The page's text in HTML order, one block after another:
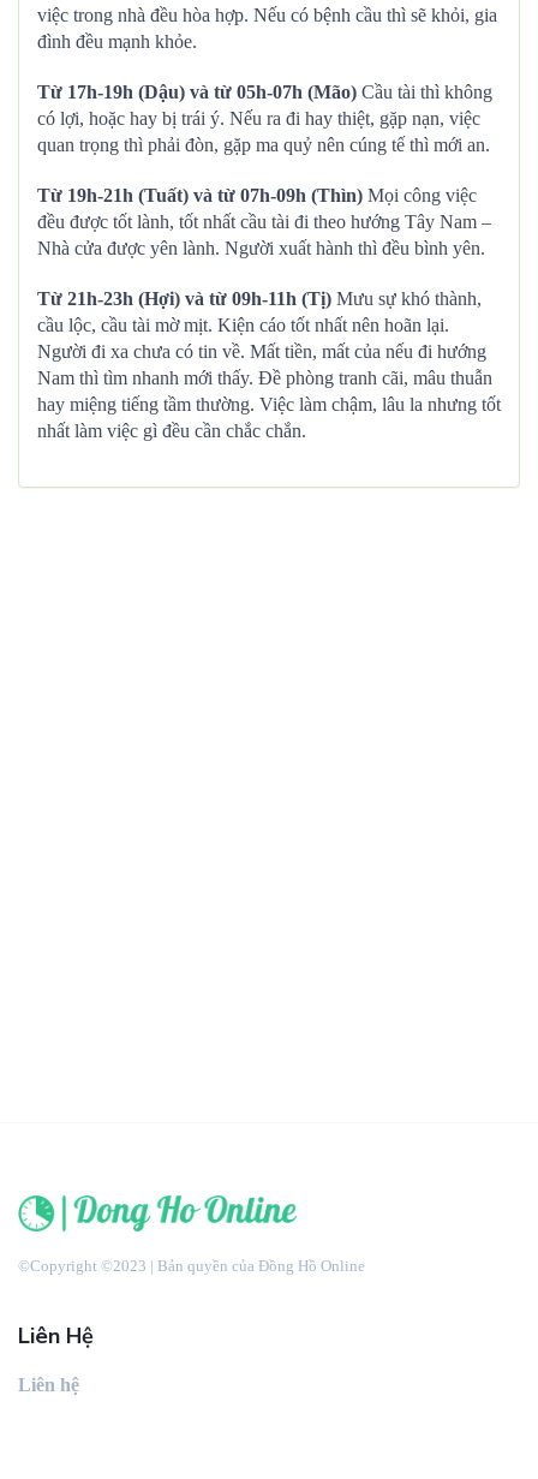
việc trong nhà đều hòa hợp. Nếu có bệnh cầu thì sẽ khỏi, gia
đình đều mạnh khỏe.
Từ 17h-19h (Dậu) và từ 05h-07h (Mão) Cầu tài thì không
có lợi, hoặc hay bị trái ý. Nếu ra đi hay thiệt, gặp nạn, việc
quan trọng thì phải đòn, gặp ma quỷ nên cúng tế thì mới an.
Từ 19h-21h (Tuất) và từ 07h-09h (Thìn) Mọi công việc
đều được tốt lành, tốt nhất cầu tài đi theo hướng Tây Nam –
Nhà cửa được yên lành. Người xuất hành thì đều bình yên.
Từ 21h-23h (Hợi) và từ 09h-11h (Tị) Mưu sự khó thành,
cầu lộc, cầu tài mờ mịt. Kiện cáo tốt nhất nên hoãn lại.
Người đi xa chưa có tin về. Mất tiền, mất của nếu đi hướng
Nam thì tìm nhanh mới thấy. Đề phòng tranh cãi, mâu thuẫn
hay miệng tiếng tầm thường. Việc làm chậm, lâu la nhưng tốt
nhất làm việc gì đều cần chắc chắn.
©Copyright ©2023 | Bản quyền của Đồng Hồ Online
Liên Hệ
Liên hệ